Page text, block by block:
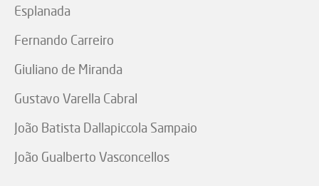
Esplanada
Fernando Carreiro
Giuliano de Miranda
Gustavo Varella Cabral
João Batista Dallapiccola Sampaio
João Gualberto Vasconcellos